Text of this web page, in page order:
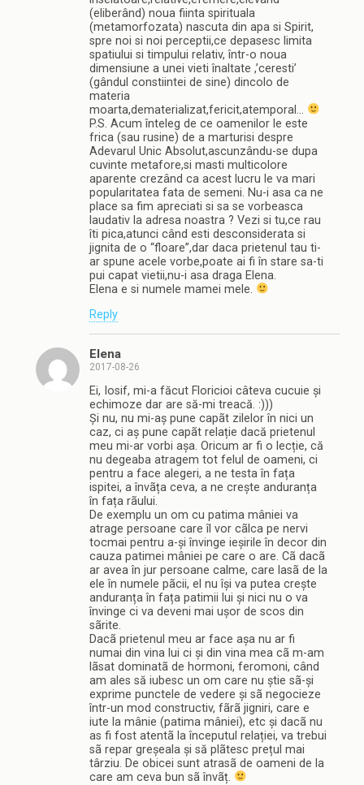
(eliberând) noua fiinta spirituala
(metamorfozata) nascuta din apa si Spirit,
spre noi si noi perceptii,ce depasesc limita
spatiului si timpului relativ, într-o noua
dimensiune a unei vieti înaltate ,’ceresti’
(gândul constiintei de sine) dincolo de
materia
moarta,dematerializat,fericit,atemporal…
P.S. Acum înteleg de ce oamenilor le este
frica (sau rusine) de a marturisi despre
Adevarul Unic Absolut,ascunzându-se dupa
cuvinte metafore,si masti multicolore
aparente crezând ca acest lucru le va mari
popularitatea fata de semeni. Nu-i asa ca ne
place sa fim apreciati si sa se vorbeasca
laudativ la adresa noastra ? Vezi si tu,ce rau
îti pica,atunci când esti desconsiderata si
jignita de o “floare”,dar daca prietenul tau ti-
ar spune acele vorbe,poate ai fi în stare sa-ti
pui capat vietii,nu-i asa draga Elena.
Elena e si numele mamei mele.
Reply
Elena
2017-08-26
Ei, Iosif, mi-a făcut Floricioi câteva cucuie și
echimoze dar are să-mi treacă. :)))
Și nu, nu mi-aș pune capãt zilelor în nici un
caz, ci aș pune capãt relație dacă prietenul
meu mi-ar vorbi așa. Oricum ar fi o lecție, că
nu degeaba atragem tot felul de oameni, ci
pentru a face alegeri, a ne testa în fața
ispitei, a învãța ceva, a ne crește anduranța
în fața rãului.
De exemplu un om cu patima mâniei va
atrage persoane care îl vor cãlca pe nervi
tocmai pentru a-și învinge ieșirile în decor din
cauza patimei mâniei pe care o are. Cã dacã
ar avea în jur persoane calme, care lasã de la
ele în numele pãcii, el nu își va putea crește
anduranța în fața patimii lui și nici nu o va
învinge ci va deveni mai ușor de scos din
sãrite.
Dacã prietenul meu ar face așa nu ar fi
numai din vina lui ci și din vina mea cã m-am
lãsat dominatã de hormoni, feromoni, când
am ales să iubesc un om care nu știe sã-și
exprime punctele de vedere și sã negocieze
într-un mod constructiv, fãrã jigniri, care e
iute la mânie (patima mâniei), etc și dacã nu
as fi fost atentã la începutul relației, va trebui
sã repar greșeala și să plãtesc prețul mai
târziu. De obicei sunt atrasã de oameni de la
care am ceva bun sã învãț.